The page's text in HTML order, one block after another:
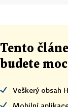
Tento
budete
Veškerý obsah
Mobilní